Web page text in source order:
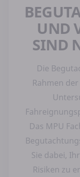
UND
SIND
Die
Rahmen
Das MPU
Sie dabei,
Risiken zu